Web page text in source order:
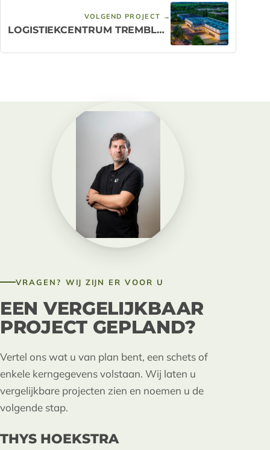
VOLGEND PROJECT →
LOGISTIEKCENTRUM TREMBLAY-EN-FRANCE
VRAGEN? WIJ ZIJN ER VOOR U
EEN VERGELIJKBAAR
PROJECT GEPLAND?
Vertel ons wat u van plan bent, een schets of
enkele kerngegevens volstaan. Wij laten u
vergelijkbare projecten zien en noemen u de
volgende stap.
THYS HOEKSTRA